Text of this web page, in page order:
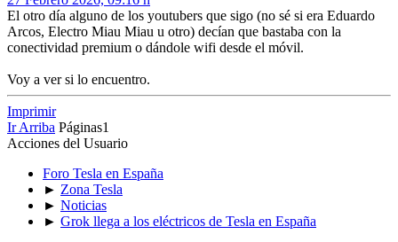
El otro día alguno de los youtubers que sigo (no sé si era Eduardo
Arcos, Electro Miau Miau u otro) decían que bastaba con la
conectividad premium o dándole wifi desde el móvil.
Voy a ver si lo encuentro.
Imprimir
Ir Arriba Páginas1
Acciones del Usuario
Foro Tesla en España
► Zona Tesla
► Noticias
► Grok llega a los eléctricos de Tesla en España